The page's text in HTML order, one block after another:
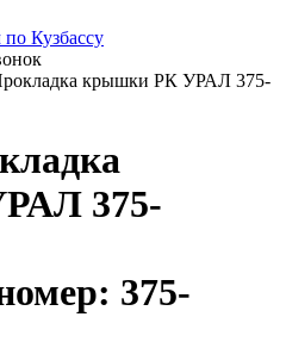
по Кузбассу
крышки РК УРАЛ 375-
375-
375-